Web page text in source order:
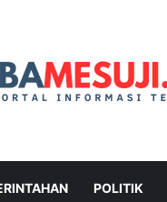
POLITIK